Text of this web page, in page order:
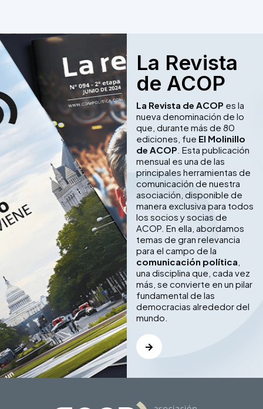
La Revista
de ACOP
La Revista de ACOP es la
nueva denominación de lo
que, durante más de 80
ediciones, fue El Molinillo
de ACOP . Esta publicación
mensual es una de las
principales herramientas de
comunicación de nuestra
asociación, disponible de
manera exclusiva para todos
los socios y socias de
ACOP. En ella, abordamos
temas de gran relevancia
para el campo de la
comunicación política
una disciplina que, cada vez
más, se convierte en un pilar
fundamental de las
democracias alrededor del
mundo.